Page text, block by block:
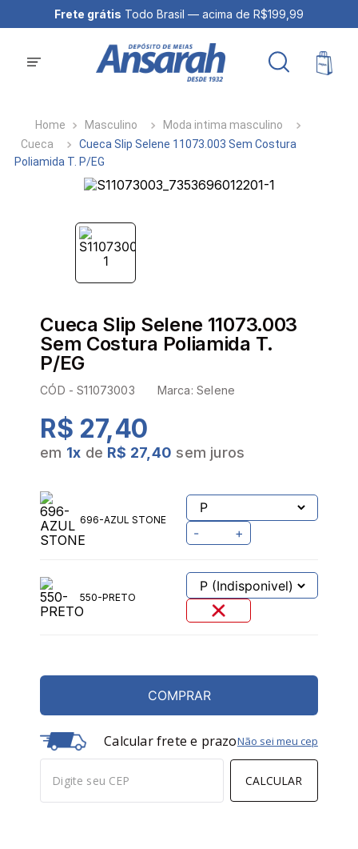
Frete grátis Todo Brasil — acima de R$199,99
Masculino
Moda intima masculino
Cueca
Cueca Slip Selene 11073.003 Sem Costura
Poliamida T. P/EG
Cueca Slip Selene 11073.003
Sem Costura Poliamida T.
P/EG
CÓD -S11073003 Marca:Selene
R$ 27,40
em 1x de R$ 27,40 sem juros
696-AZUL STONE
- +
550-PRETO
COMPRAR
Calcular frete e prazo
CALCULAR
Não sei meu cep